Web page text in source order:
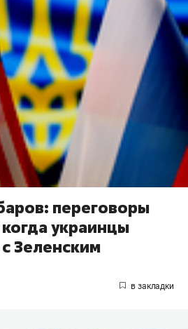
переговоры
украинцы
Зеленским